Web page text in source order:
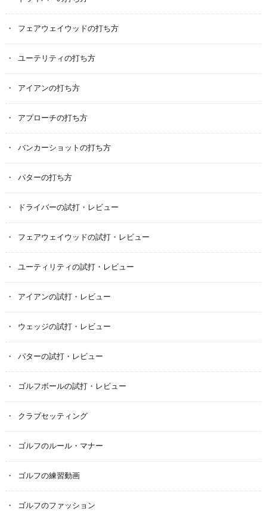
フェアウェイウッドの打ち方
ユーテリティの打ち方
アイアンの打ち方
アプローチの打ち方
バンカーショットの打ち方
パターの打ち方
ドライバーの試打・レビュー
フェアウェイウッドの試打・レビュー
ユーティリティの試打・レビュー
アイアンの試打・レビュー
ウェッジの試打・レビュー
パターの試打・レビュー
ゴルフボールの試打・レビュー
クラブセッティング
ゴルフのルール・マナー
ゴルフの練習動画
ゴルフのファッション